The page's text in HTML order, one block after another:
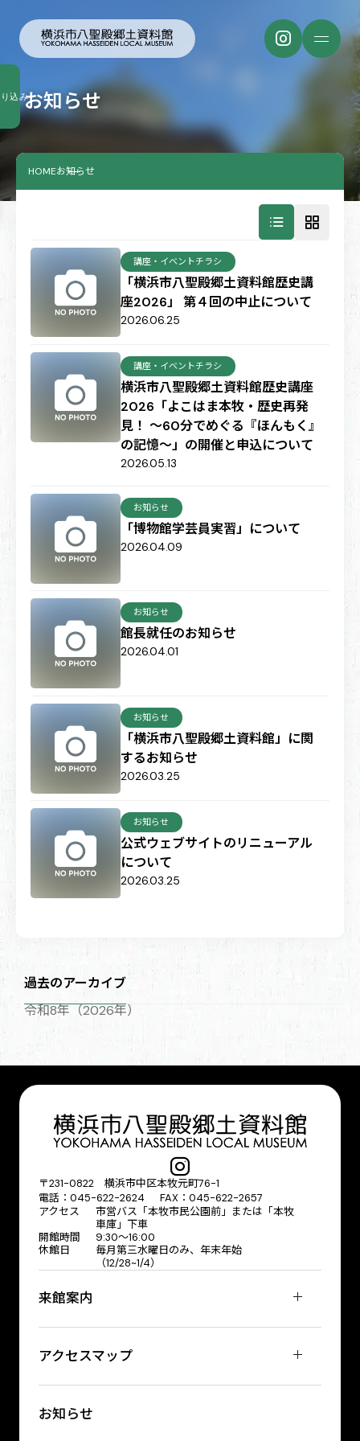
お知らせ
HOMEお知らせ
「横浜市八聖殿郷土資料館歴史講
座2026」 第４回の中止について
講座・イベントチラシ
2026.06.25
横浜市八聖殿郷土資料館歴史講座
2026「よこはま本牧・歴史再発
見！ 〜60分でめぐる『ほんもく』
の記憶〜」の開催と申込について
講座・イベントチラシ
2026.05.13
「博物館学芸員実習」について
お知らせ
2026.04.09
館長就任のお知らせ
お知らせ
2026.04.01
「横浜市八聖殿郷土資料館」に関
するお知らせ
お知らせ
2026.03.25
公式ウェブサイトのリニューアル
について
お知らせ
2026.03.25
込み
過去のアーカイブ
令和8年（2026年）
〒231-0822 横浜市中区本牧元町76-1
電話：045-622-2624 FAX：045-622-2657
アクセス
市営バス「本牧市民公園前」または「本牧
車庫」下車
開館時間
9:30〜16:00
休館日
毎月第三水曜日のみ、年末年始
（12/28~1/4）
来館案内
アクセスマップ
お知らせ